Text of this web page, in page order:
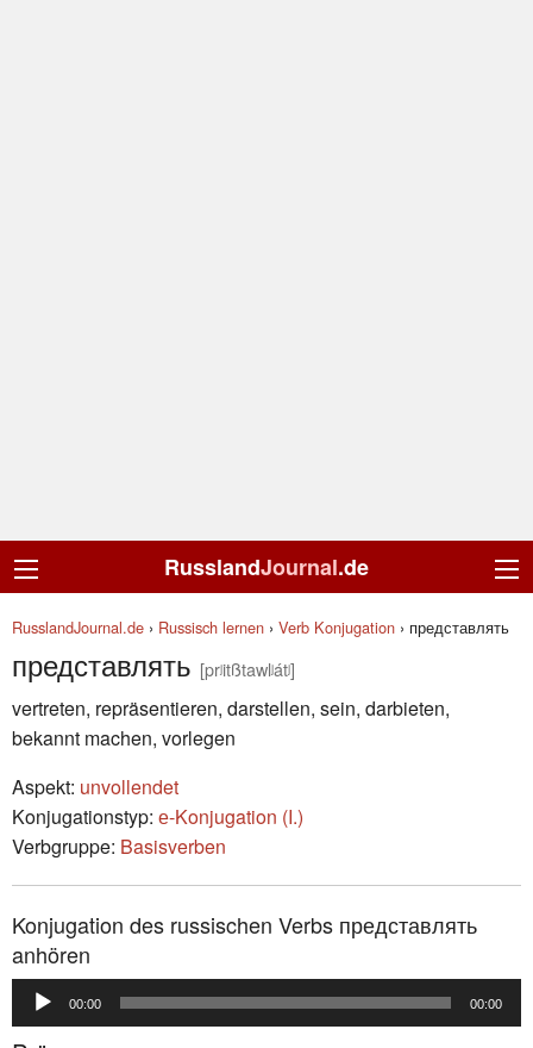
RusslandJournal.de
RusslandJournal.de › Russisch lernen › Verb Konjugation › представлять
представлять [prʲitßtawlʲátʲ]
vertreten, re­prä­sen­tie­ren, darstellen, sein, darbieten,
bekannt machen, vorlegen
Aspekt: unvollendet
Konjugationstyp: е-Konjugation (I.)
Verbgruppe: Basisverben
Konjugation des russischen Verbs представлять
anhören
Audio-
Player
00:00 00:00